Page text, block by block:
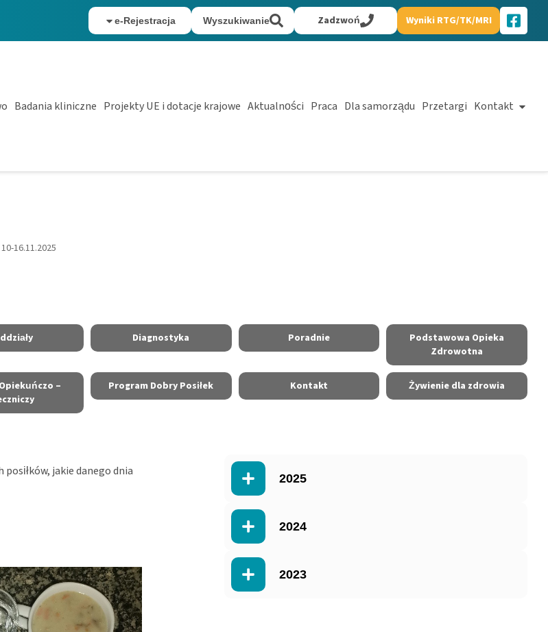
e-Rejestracja Wyszukiwanie Zadzwoń Wyniki RTG/TK/MRI
Badania kliniczne Projekty UE i dotacje krajowe Aktualności Praca Dla samorządu Przetargi Kontakt
16.11.2025
Diagnostyka Poradnie
Podstawowa Opieka
Zdrowotna
–
Program Dobry Posiłek Kontakt Żywienie dla zdrowia
jakie danego dnia
2025
2024
2023